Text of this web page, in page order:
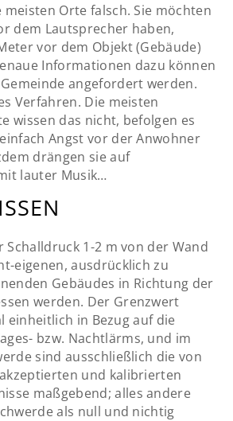
meisten Orte falsch. Sie möchten
dem Lautsprecher haben,
vor dem Objekt (Gebäude)
Informationen dazu können
angefordert werden.
Verfahren. Die meisten
wissen das nicht, befolgen es
Angst vor der Anwohner
drängen sie auf
lauter Musik…
Schalldruck 1-2 m von der Wand
eigenen, ausdrücklich zu
Gebäudes in Richtung der
werden. Der Grenzwert
einheitlich in Bezug auf die
bzw. Nachtlärms, und im
sind ausschließlich die von
und kalibrierten
maßgebend; alles andere
als null und nichtig